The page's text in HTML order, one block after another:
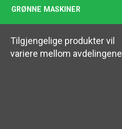
GRØNNE MASKINER
Tilgjengelige produkter vil
variere mellom avdelingene